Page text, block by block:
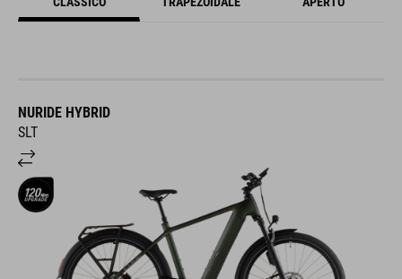
NURIDE HYBRID
SLT